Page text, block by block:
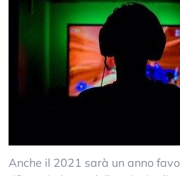
Anche il 2021 sarà un anno